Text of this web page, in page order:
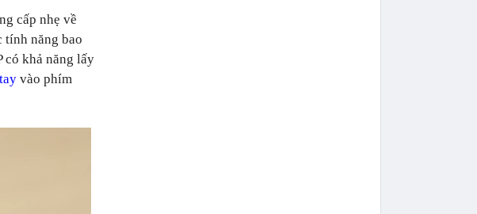
cấp nhẹ về
tính năng bao
có khả năng lấy
vào phím